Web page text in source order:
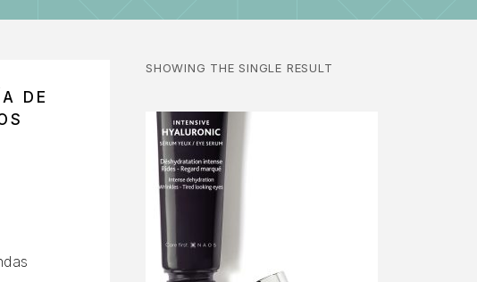
DE
SHOWING THE SINGLE RESULT